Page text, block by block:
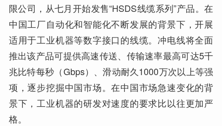
限公司，从七月开始发售“HSDS线缆系列”产品。在
中国工厂自动化和智能化不断发展的背景下，开展
适用于工业机器等数字接口的线缆。冲电线将全面
推出该产品可提供高速传送、传输速率最高可达5千
兆比特每秒（Gbps）、滑动耐久1000万次以上等强
项，逐步挖掘中国市场。在中国市场急速变化的背
景下，工业机器的研发对速度的要求比以往更加严
格。